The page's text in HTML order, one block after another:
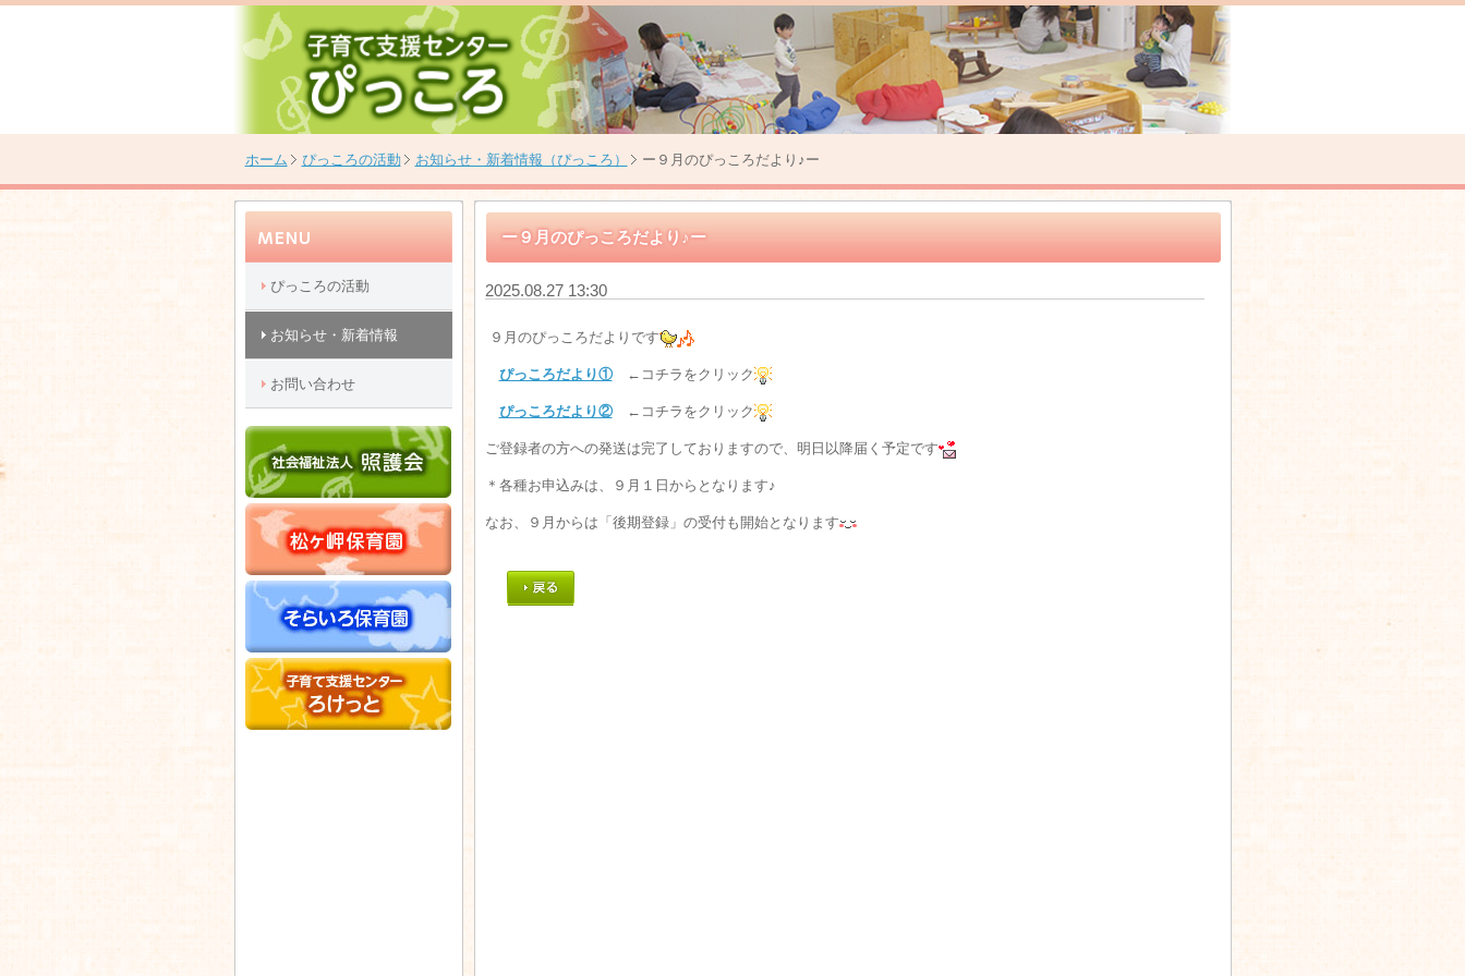
ホーム ぴっころの活動 お知らせ・新着情報（ぴっころ） ー９月のぴっころだより♪ー
ー９月のぴっころだより♪ー
2025.08.27 13:30
９月のぴっころだよりです
ぴっころだより①←コチラをクリック
ぴっころだより②←コチラをクリック
ご登録者の方への発送は完了しておりますので、明日以降届く予定です
＊各種お申込みは、９月１日からとなります♪
なお、９月からは「後期登録」の受付も開始となります
ぴっころの活動
お知らせ・新着情報
お問い合わせ